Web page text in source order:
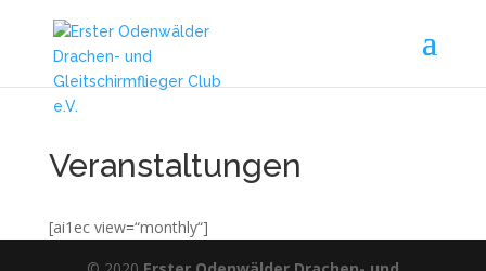
Veranstaltungen
[ai1ec view=“monthly“]